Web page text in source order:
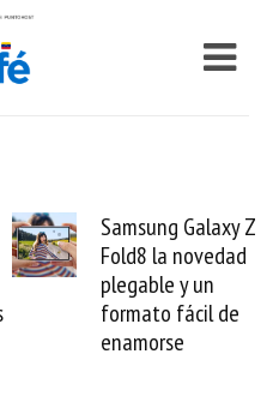
Samsung Galaxy Z
Fold8 la novedad
plegable y un
formato fácil de
enamorse